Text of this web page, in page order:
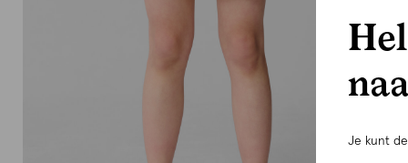
Je kunt